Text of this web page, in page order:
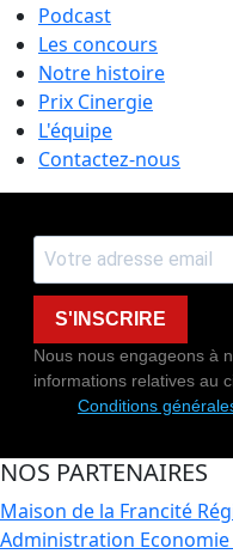
Podcast
Les concours
Notre histoire
Prix Cinergie
L'équipe
Contactez-nous
S'INSCRIRE
Nous nous engageons à
informations relatives au
Conditions
NOS PARTENAIRES
Maison de la Francité
Administration